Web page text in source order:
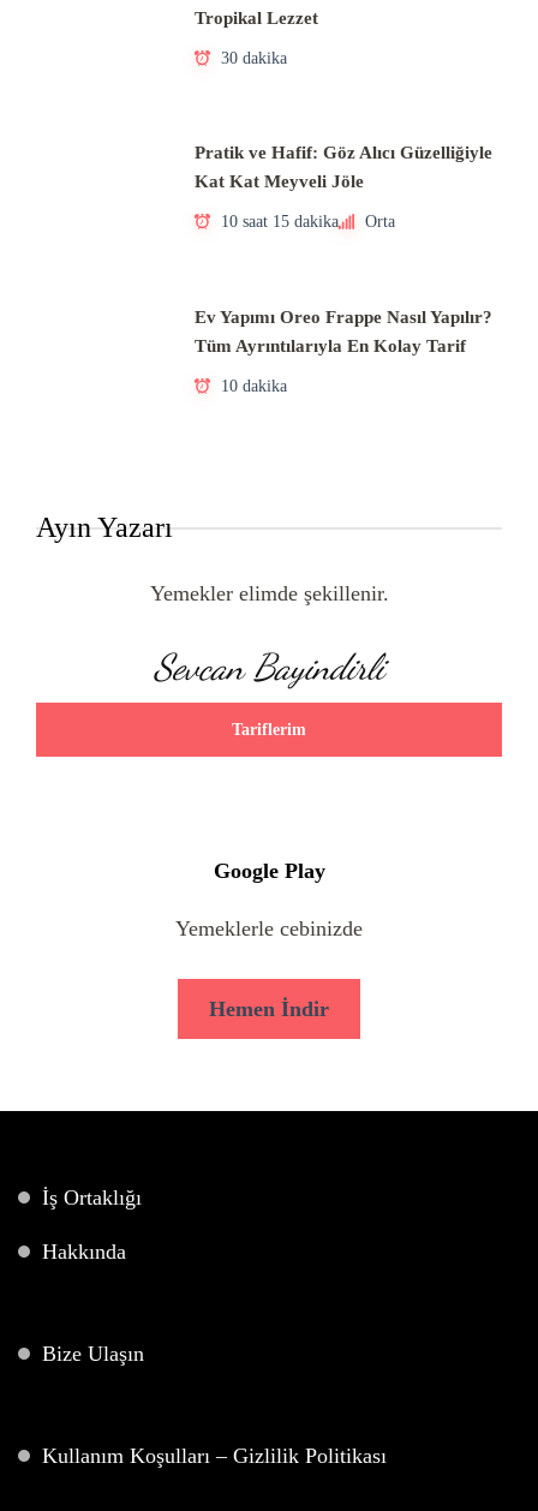
Tropikal Lezzet
30 dakika
Pratik ve Hafif: Göz Alıcı Güzelliğiyle
Kat Kat Meyveli Jöle
10 saat 15 dakika Orta
Ev Yapımı Oreo Frappe Nasıl Yapılır?
Tüm Ayrıntılarıyla En Kolay Tarif
10 dakika
Ayın Yazarı
Yemekler elimde şekillenir.
Sevcan Bayindirli
Tariflerim
Google Play
Yemeklerle cebinizde
Hemen İndir
İş Ortaklığı
Hakkında
Bize Ulaşın
Kullanım Koşulları – Gizlilik Politikası